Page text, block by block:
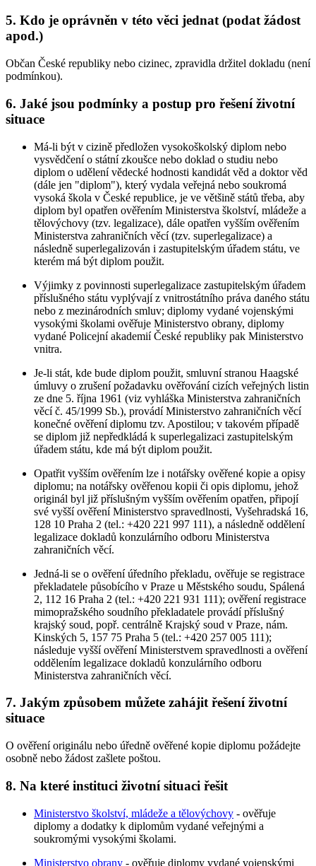
5. Kdo je oprávněn v této věci jednat (podat žádost
apod.)
Občan České republiky nebo cizinec, zpravidla držitel dokladu (není
podmínkou).
6. Jaké jsou podmínky a postup pro řešení životní
situace
Má-li být v cizině předložen vysokoškolský diplom nebo
vysvědčení o státní zkoušce nebo doklad o studiu nebo
diplom o udělení vědecké hodnosti kandidát věd a doktor věd
(dále jen "diplom"), který vydala veřejná nebo soukromá
vysoká škola v České republice, je ve většině států třeba, aby
diplom byl opatřen ověřením Ministerstva školství, mládeže a
tělovýchovy (tzv. legalizace), dále opatřen vyšším ověřením
Ministerstva zahraničních věcí (tzv. superlegalizace) a
následně superlegalizován i zastupitelským úřadem státu, ve
kterém má být diplom použit.
Výjimky z povinnosti superlegalizace zastupitelským úřadem
příslušného státu vyplývají z vnitrostátního práva daného státu
nebo z mezinárodních smluv; diplomy vydané vojenskými
vysokými školami ověřuje Ministerstvo obrany, diplomy
vydané Policejní akademií České republiky pak Ministerstvo
vnitra.
Je-li stát, kde bude diplom použit, smluvní stranou Haagské
úmluvy o zrušení požadavku ověřování cizích veřejných listin
ze dne 5. října 1961 (viz vyhláška Ministerstva zahraničních
věcí č. 45/1999 Sb.), provádí Ministerstvo zahraničních věcí
konečné ověření diplomu tzv. Apostilou; v takovém případě
se diplom již nepředkládá k superlegalizaci zastupitelským
úřadem státu, kde má být diplom použit.
Opatřit vyšším ověřením lze i notářsky ověřené kopie a opisy
diplomu; na notářsky ověřenou kopii či opis diplomu, jehož
originál byl již příslušným vyšším ověřením opatřen, připojí
své vyšší ověření Ministerstvo spravedlnosti, Vyšehradská 16,
128 10 Praha 2 (tel.: +420 221 997 111), a následně oddělení
legalizace dokladů konzulárního odboru Ministerstva
zahraničních věcí.
Jedná-li se o ověření úředního překladu, ověřuje se registrace
překladatele působícího v Praze u Městského soudu, Spálená
2, 112 16 Praha 2 (tel.: +420 221 931 111); ověření registrace
mimopražského soudního překladatele provádí příslušný
krajský soud, popř. centrálně Krajský soud v Praze, nám.
Kinských 5, 157 75 Praha 5 (tel.: +420 257 005 111);
následuje vyšší ověření Ministerstvem spravedlnosti a ověření
oddělením legalizace dokladů konzulárního odboru
Ministerstva zahraničních věcí.
7. Jakým způsobem můžete zahájit řešení životní
situace
O ověření originálu nebo úředně ověřené kopie diplomu požádejte
osobně nebo žádost zašlete poštou.
8. Na které instituci životní situaci řešit
Ministerstvo školství, mládeže a tělovýchovy - ověřuje
diplomy a dodatky k diplomům vydané veřejnými a
soukromými vysokými školami.
Ministerstvo obrany - ověřuje diplomy vydané vojenskými